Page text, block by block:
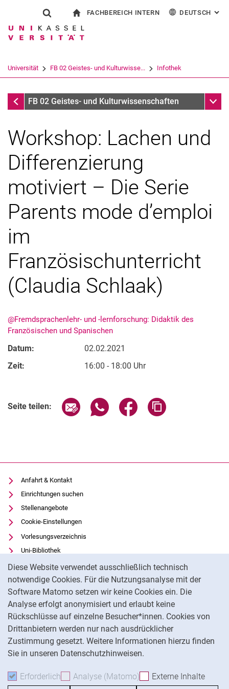
Springe direkt zu: Inhalt
Springe direkt zu: Suche
Springe direkt zu:
Diese Website verwendet ausschließlich technisch
notwendige Cookies. Für die Nutzungsanalyse mit der
Software Matomo setzen wir keine Cookies ein. Die
Analyse erfolgt anonymisiert und erlaubt keine
Rückschlüsse auf einzelne Besucher*innen. Cookies von
Drittanbietern werden nur nach ausdrücklicher
Zustimmung gesetzt. Weitere Informationen hierzu finden
Sie in unseren Datenschutzhinweisen.
Erforderlich Erforderliche Cookies akzeptieren
Analyse (Matomo) Analyse-Cookies
Externe Inhalte
Suchformular
Suchbegriff
Suchen (öffnet externen Link in einem
FACHBEREICH INTERN DEUTSCH :
Universität FB 02 Geistes- und Kulturwisse... Infothek
InfothekFB 02 Geistes- und Kulturwissenschaften
Workshop: Lachen und
Differenzierung
motiviert – Die Serie
Parents mode d’emploi
im
Französischunterricht
(Claudia Schlaak)
@Fremdsprachenlehr- und -lernforschung: Didaktik des
Französischen und Spanischen
Datum:
02.02.2021
Zeit:
16:00 - 18:00 Uhr
Seite teilen: Seite über E-Mail teilen
Seite über WhatsApp teilen
Seite über Facebook
Anfahrt & Kontakt
Einrichtungen suchen
Stellenangebote
Cookie-Einstellungen
Vorlesungsverzeichnis
Uni-Bibliothek
Moodle
Panopto
Datenschutz
Barrierefreiheit
Transparenter KI-Einsatz